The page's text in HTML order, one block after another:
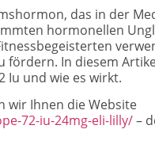
das in der
hormonellen
fördern. In diesem
Iu und wie es wirkt.
wir Ihnen die Website
72-iu-24mg-eli-lilly/–